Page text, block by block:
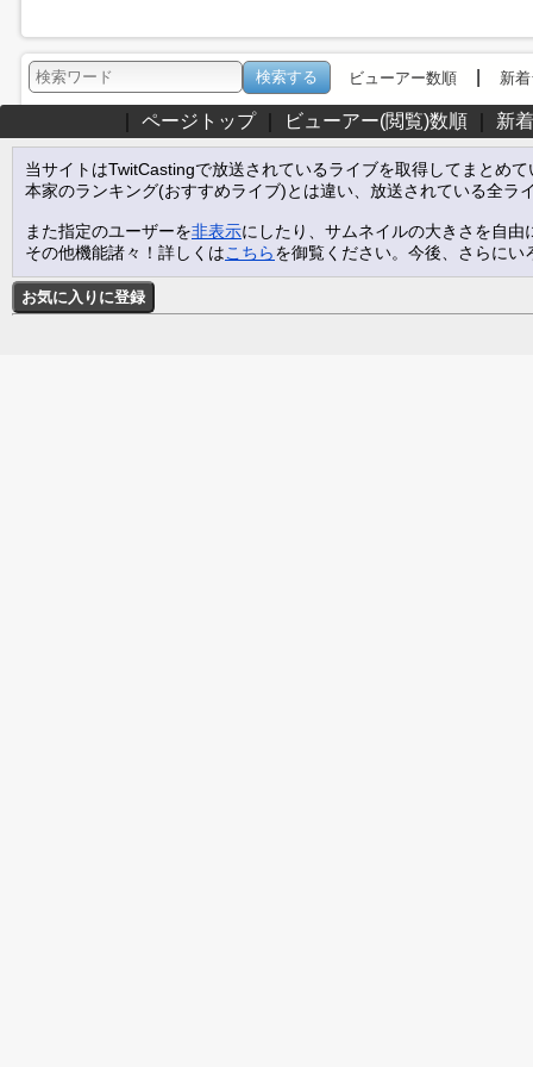
ビューアー数順| 新
ページトップ｜ ビューアー(閲覧)数順｜ 新
当サイトはTwitCastingで放送されているライブを取得してまとめ
本家のランキング(おすすめライブ)とは違い、放送されている全ラ
また指定のユーザーを非表示にしたり、サムネイルの大きさを自
その他機能諸々！詳しくはこちらを御覧ください。今後、さらに